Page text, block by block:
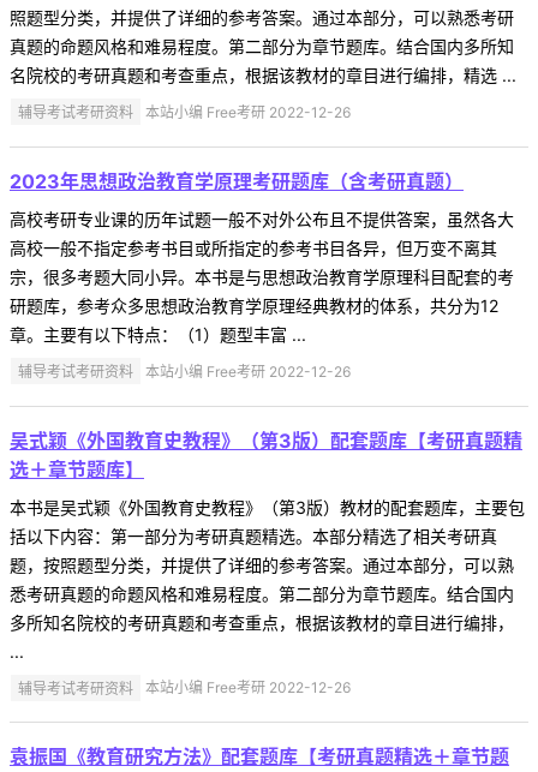
照题型分类，并提供了详细的参考答案。通过本部分，可以熟悉考研
真题的命题风格和难易程度。第二部分为章节题库。结合国内多所知
名院校的考研真题和考查重点，根据该教材的章目进行编排，精选 ...
辅导考试考研资料 本站小编 Free考研 2022-12-26
2023年思想政治教育学原理考研题库（含考研真题）
高校考研专业课的历年试题一般不对外公布且不提供答案，虽然各大
高校一般不指定参考书目或所指定的参考书目各异，但万变不离其
宗，很多考题大同小异。本书是与思想政治教育学原理科目配套的考
研题库，参考众多思想政治教育学原理经典教材的体系，共分为12
章。主要有以下特点：（1）题型丰富 ...
辅导考试考研资料 本站小编 Free考研 2022-12-26
吴式颖《外国教育史教程》（第3版）配套题库【考研真题精
选＋章节题库】
本书是吴式颖《外国教育史教程》（第3版）教材的配套题库，主要包
括以下内容：第一部分为考研真题精选。本部分精选了相关考研真
题，按照题型分类，并提供了详细的参考答案。通过本部分，可以熟
悉考研真题的命题风格和难易程度。第二部分为章节题库。结合国内
多所知名院校的考研真题和考查重点，根据该教材的章目进行编排，
...
辅导考试考研资料 本站小编 Free考研 2022-12-26
袁振国《教育研究方法》配套题库【考研真题精选＋章节题